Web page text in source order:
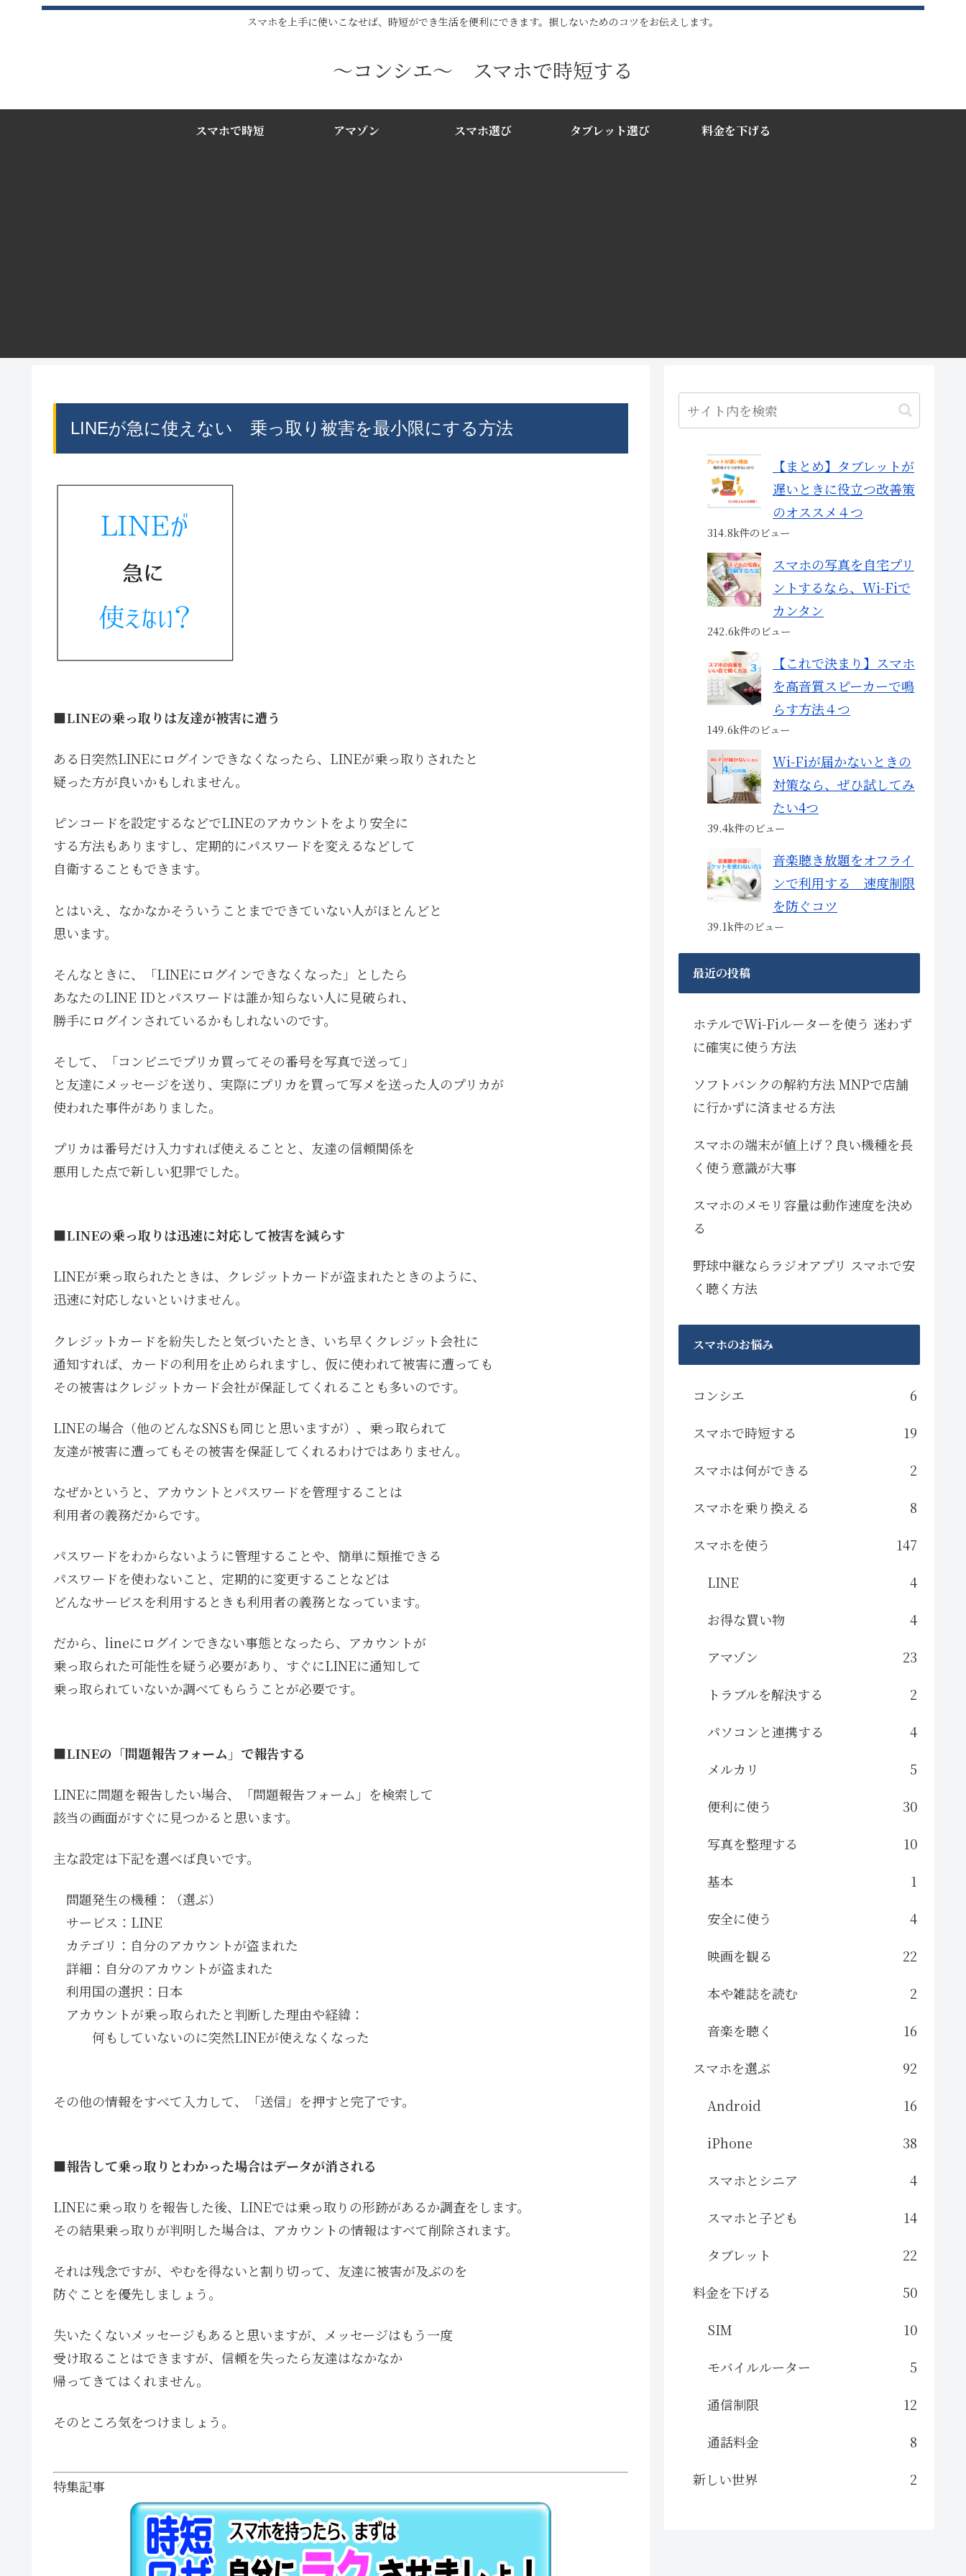
スマホを上手に使いこなせば、時短ができ生活を便利にできます。損しないためのコツをお伝えします。
〜コンシエ〜 スマホで時短する
スマホで時短 アマゾン スマホ選び タブレット選び 料金を下げる
LINEが急に使えない 乗っ取り被害を最小限にする方法
■LINEの乗っ取りは友達が被害に遭う
ある日突然LINEにログインできなくなったら、LINEが乗っ取りされたと
疑った方が良いかもしれません。
ピンコードを設定するなどでLINEのアカウントをより安全に
する方法もありますし、定期的にパスワードを変えるなどして
自衛することもできます。
とはいえ、なかなかそういうことまでできていない人がほとんどと
思います。
そんなときに、「LINEにログインできなくなった」としたら
あなたのLINE IDとパスワードは誰か知らない人に見破られ、
勝手にログインされているかもしれないのです。
そして、「コンビニでプリカ買ってその番号を写真で送って」
と友達にメッセージを送り、実際にプリカを買って写メを送った人のプリカが
使われた事件がありました。
プリカは番号だけ入力すれば使えることと、友達の信頼関係を
悪用した点で新しい犯罪でした。
■LINEの乗っ取りは迅速に対応して被害を減らす
LINEが乗っ取られたときは、クレジットカードが盗まれたときのように、
迅速に対応しないといけません。
クレジットカードを紛失したと気づいたとき、いち早くクレジット会社に
通知すれば、カードの利用を止められますし、仮に使われて被害に遭っても
その被害はクレジットカード会社が保証してくれることも多いのです。
LINEの場合（他のどんなSNSも同じと思いますが）、乗っ取られて
友達が被害に遭ってもその被害を保証してくれるわけではありません。
なぜかというと、アカウントとパスワードを管理することは
利用者の義務だからです。
パスワードをわからないように管理することや、簡単に類推できる
パスワードを使わないこと、定期的に変更することなどは
どんなサービスを利用するときも利用者の義務となっています。
だから、lineにログインできない事態となったら、アカウントが
乗っ取られた可能性を疑う必要があり、すぐにLINEに通知して
乗っ取られていないか調べてもらうことが必要です。
■LINEの「問題報告フォーム」で報告する
LINEに問題を報告したい場合、「問題報告フォーム」を検索して
該当の画面がすぐに見つかると思います。
主な設定は下記を選べば良いです。
問題発生の機種：（選ぶ）
サービス：LINE
カテゴリ：自分のアカウントが盗まれた
詳細：自分のアカウントが盗まれた
利用国の選択：日本
アカウントが乗っ取られたと判断した理由や経緯：
何もしていないのに突然LINEが使えなくなった
その他の情報をすべて入力して、「送信」を押すと完了です。
■報告して乗っ取りとわかった場合はデータが消される
LINEに乗っ取りを報告した後、LINEでは乗っ取りの形跡があるか調査をします。
その結果乗っ取りが判明した場合は、アカウントの情報はすべて削除されます。
それは残念ですが、やむを得ないと割り切って、友達に被害が及ぶのを
防ぐことを優先しましょう。
失いたくないメッセージもあると思いますが、メッセージはもう一度
受け取ることはできますが、信頼を失ったら友達はなかなか
帰ってきてはくれません。
そのところ気をつけましょう。
特集記事
【まとめ】タブレットが
遅いときに役立つ改善策
のオススメ４つ
314.8k件のビュー
スマホの写真を自宅プリ
ントするなら、Wi-Fiで
カンタン
242.6k件のビュー
【これで決まり】スマホ
を高音質スピーカーで鳴
らす方法４つ
149.6k件のビュー
Wi-Fiが届かないときの
対策なら、ぜひ試してみ
たい4つ
39.4k件のビュー
音楽聴き放題をオフライ
ンで利用する 速度制限
を防ぐコツ
39.1k件のビュー
最近の投稿
ホテルでWi-Fiルーターを使う 迷わず
に確実に使う方法
ソフトバンクの解約方法 MNPで店舗
に行かずに済ませる方法
スマホの端末が値上げ？良い機種を長
く使う意識が大事
スマホのメモリ容量は動作速度を決め
る
野球中継ならラジオアプリ スマホで安
く聴く方法
スマホのお悩み
コンシエ
6
スマホで時短する
19
スマホは何ができる
2
スマホを乗り換える
8
スマホを使う
147
LINE
4
お得な買い物
4
アマゾン
23
トラブルを解決する
2
パソコンと連携する
4
メルカリ
5
便利に使う
30
写真を整理する
10
基本
1
安全に使う
4
映画を観る
22
本や雑誌を読む
2
音楽を聴く
16
スマホを選ぶ
92
Android
16
iPhone
38
スマホとシニア
4
スマホと子ども
14
タブレット
22
料金を下げる
50
SIM
10
モバイルルーター
5
通信制限
12
通話料金
8
新しい世界
2